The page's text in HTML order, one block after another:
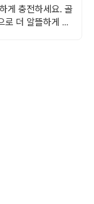
게 충전하세요. 골
로 더 알뜰하게 구